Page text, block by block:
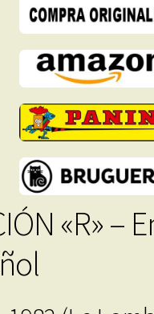
«R» –